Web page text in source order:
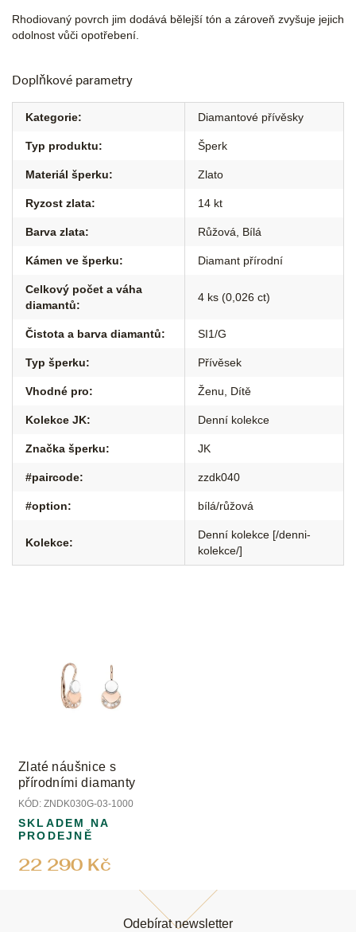
Rhodiovaný povrch jim dodává bělejší tón a zároveň zvyšuje jejich
odolnost vůči opotřebení.
Doplňkové parametry
Kategorie: Diamantové přívěsky
Typ produktu: Šperk
Materiál šperku: Zlato
Ryzost zlata: 14 kt
Barva zlata: Růžová Bílá
Kámen ve šperku: Diamant přírodní
Celkový počet a váha
diamantů:
4 ks (0,026 ct)
Čistota a barva diamantů: SI1/G
Typ šperku: Přívěsek
Vhodné pro: Ženu Dítě
Kolekce JK: Denní kolekce
Značka šperku: JK
#paircode: zzdk040
#option: bílá/růžová
Kolekce:
Denní kolekce [/denni-
kolekce/]
Zlaté náušnice s
přírodními diamanty
KÓD: ZNDK030G-03-1000
22 290 Kč
SKLADEM NA
PRODEJNĚ
Odebírat newsletter